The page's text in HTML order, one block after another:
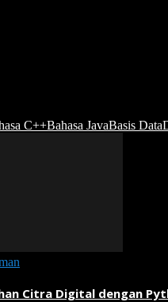
C++Bahasa JavaBasis Data
Citra Digital dengan